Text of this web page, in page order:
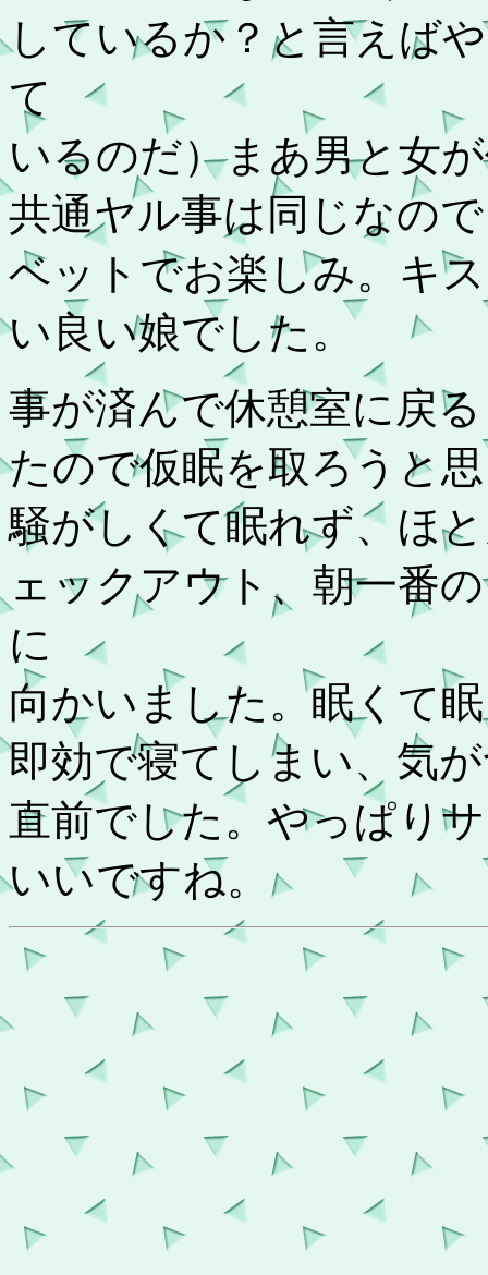
しているか？と言えば
て
いるのだ）まあ男と女
共通ヤル事は同じなの
ベットでお楽しみ。キ
い良い娘でした。
事が済んで休憩室に戻
たので仮眠を取ろうと
騒がしくて眠れず、ほ
ェックアウト、朝一番
に
向かいました。眠くて
即効で寝てしまい、気
直前でした。やっぱり
いいですね。